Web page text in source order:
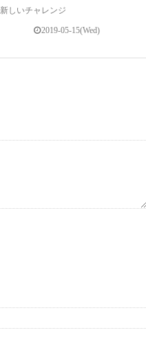
新しいチャレンジ
2019-05-15(Wed)